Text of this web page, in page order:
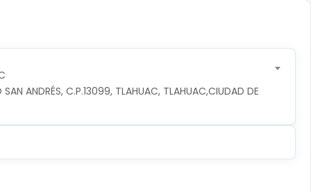
ANDRÉS, C.P.13099, TLAHUAC, TLAHUAC,CIUDAD DE